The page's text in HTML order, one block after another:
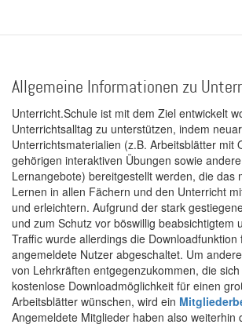
Allgemeine Informationen zu
Unterricht.Schule ist mit dem Ziel entwickelt
Unterrichtsalltag zu unterstützen, indem
Unterrichtsmaterialien (z.B. Arbeitsblätter mit
gehörigen interaktiven Übungen sowie
Lernangebote) bereitgestellt werden, die das
Lernen in allen Fächern und den Unterricht
und erleichtern. Aufgrund der stark
und zum Schutz vor böswillig beabsichtigtem
Traffic wurde allerdings die Downloadfunktion
angemeldete Nutzer abgeschaltet. Um
von Lehrkräften entgegenzukommen, die
kostenlose Downloadmöglichkeit für einen
Arbeitsblätter wünschen, wird ein
Angemeldete Mitglieder haben also weiterhin